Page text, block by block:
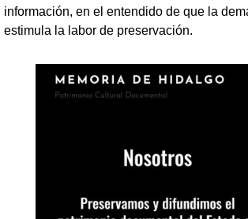
información, en el entendido de que la
estimula la labor de preservación.